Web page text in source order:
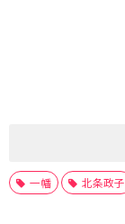
一幡 北条政子